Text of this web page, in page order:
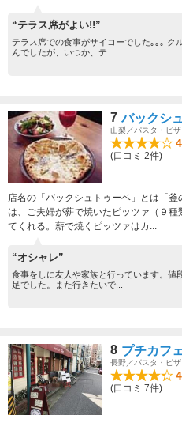
“テラス席がよい!!”
テラス席での食事がサイコーでした｡｡｡ ク
んでしたが、いつか、テ...
7 バックシ
山梨／パスタ・ピザ
(口コミ 2件)
店名の「バックシュトゥーベ」とは「
は、ご夫婦が薪で焼いたピッツァ（９
てくれる。薪で焼くピッツァはカ...
“オシャレ”
食事をしに友人や家族と行っています。値
足でした。また行きたいで...
8 プチカフ
長野／パスタ・ピザ
(口コミ 7件)